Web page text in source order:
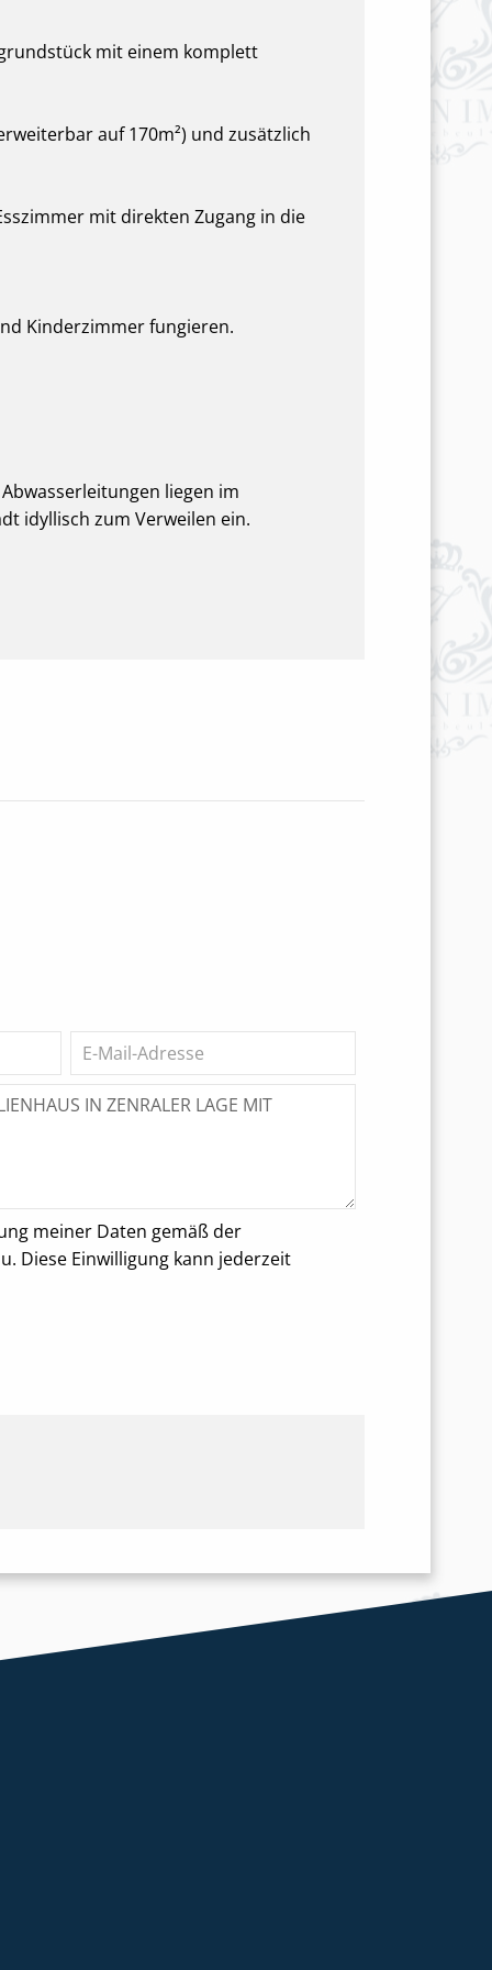
mit einem komplett
auf 170m²) und zusätzlich
mit direkten Zugang in die
Kinderzimmer fungieren.
liegen im
idyllisch zum Verweilen ein.
meiner Daten gemäß der
Diese Einwilligung kann jederzeit